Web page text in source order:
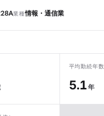
業種情報・通信業
平均勤続年数
5.1年